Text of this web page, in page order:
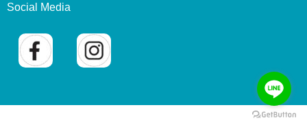
Social Media